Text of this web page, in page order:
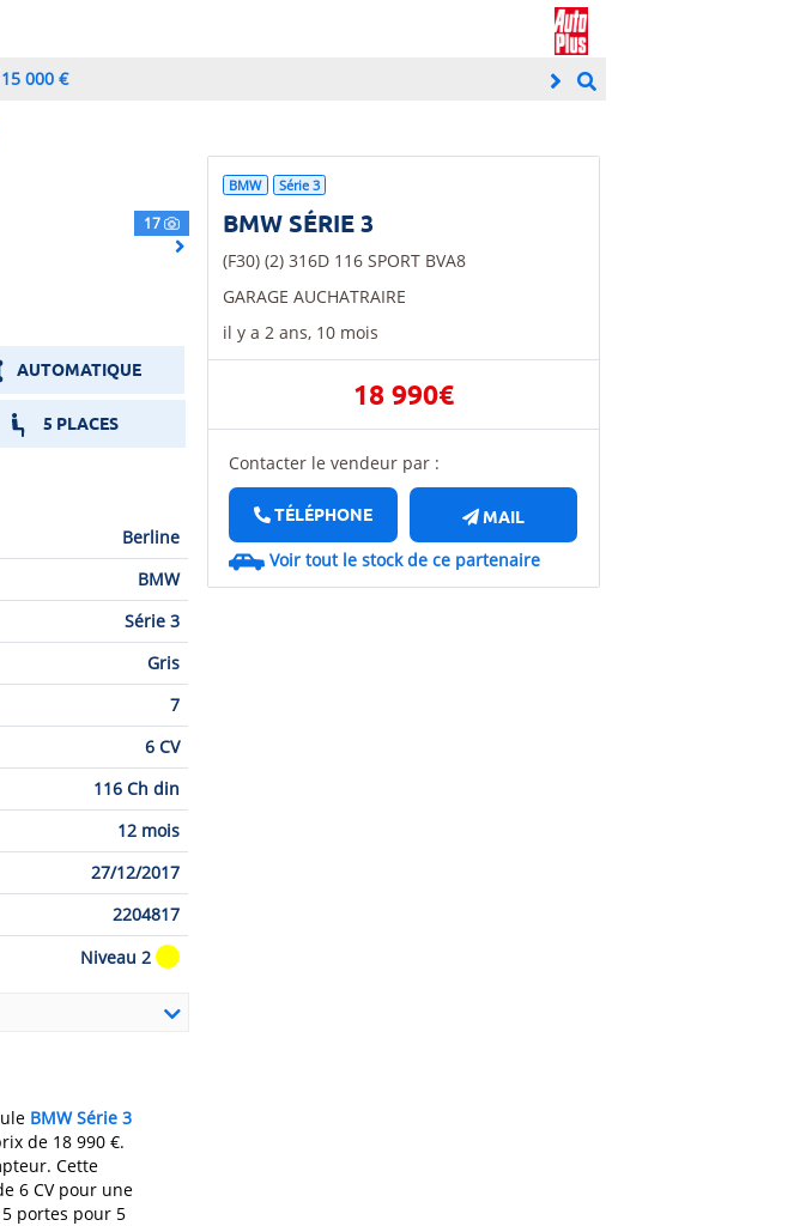
000 €
17
AUTOMATIQUE
5 PLACES
Berline
BMW
Série 3
Gris
7
6 CV
116 Ch din
12 mois
27/12/2017
2204817
Niveau 2
BMW Série 3
de 18 990 €.
Cette
6 CV pour une
portes pour 5
BMW Série 3
BMW SÉRIE 3
(F30) (2) 316D 116 SPORT BVA8
GARAGE AUCHATRAIRE
il y a 2 ans, 10 mois
18 990€
Contacter le vendeur par :
TÉLÉPHONE MAIL
Voir tout le stock de ce partenaire